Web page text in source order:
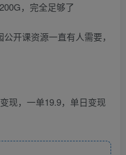
，完全足够了
开课资源一直有人需要，